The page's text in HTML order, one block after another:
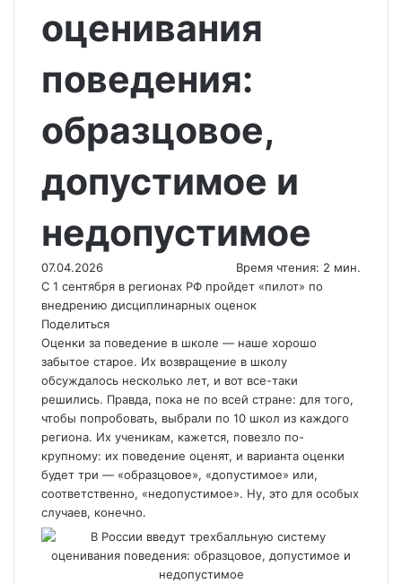
оценивания
поведения:
образцовое,
допустимое и
недопустимое
07.04.2026
Время чтения: 2 мин.
С 1 сентября в регионах РФ пройдет «пилот» по
внедрению дисциплинарных оценок
Поделиться
Оценки за поведение в школе — наше хорошо
забытое старое. Их возвращение в школу
обсуждалось несколько лет, и вот все-таки
решились. Правда, пока не по всей стране: для того,
чтобы попробовать, выбрали по 10 школ из каждого
региона. Их ученикам, кажется, повезло по-
крупному: их поведение оценят, и варианта оценки
будет три — «образцовое», «допустимое» или,
соответственно, «недопустимое». Ну, это для особых
случаев, конечно.